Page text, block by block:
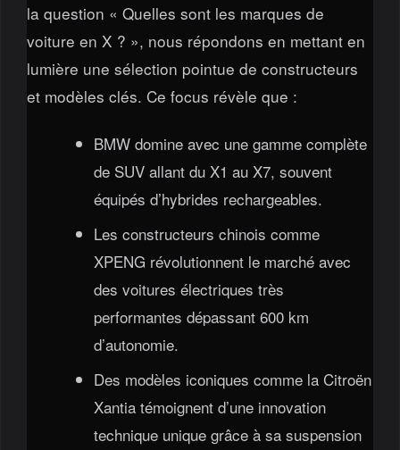
la question « Quelles sont les marques de
voiture en X ? », nous répondons en mettant en
lumière une sélection pointue de constructeurs
et modèles clés. Ce focus révèle que :
BMW domine avec une gamme complète
de SUV allant du X1 au X7, souvent
équipés d’hybrides rechargeables.
Les constructeurs chinois comme
XPENG révolutionnent le marché avec
des voitures électriques très
performantes dépassant 600 km
d’autonomie.
Des modèles iconiques comme la Citroën
Xantia témoignent d’une innovation
technique unique grâce à sa suspension